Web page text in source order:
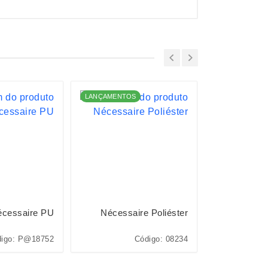
PU
P@18752
LANÇAMENTOS
Nécessaire Poliéster
Código: 08234